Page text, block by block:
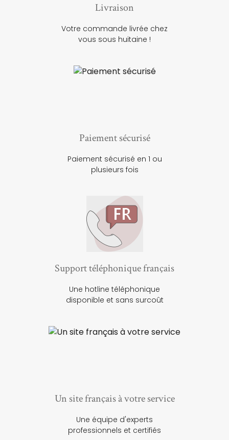
Livraison
Votre commande livrée chez
vous sous huitaine !
Paiement sécurisé
Paiement sécurisé en 1 ou
plusieurs fois
Support téléphonique français
Une hotline téléphonique
disponible et sans surcoût
Un site français à votre service
Une équipe d'experts
professionnels et certifiés